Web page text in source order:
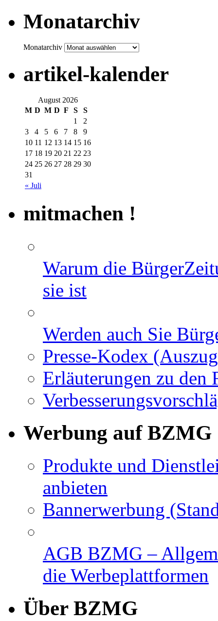
Monatarchiv
Monatarchiv
artikel-kalender
August 2026
M D M D F S S
« Juli
1
2
3
4 5 6 7 8
9
10 11 12 13 14 15 16
17 18 19 20 21 22 23
24 25 26 27 28 29 30
31
mitmachen !
Warum die
sie ist
Werden auch Sie
Presse-Kodex
Erläuterungen zu den
Werbung auf BZMG
Produkte und
anbieten
Bannerwerbung
AGB BZMG –
die Werbeplattformen
Über BZMG